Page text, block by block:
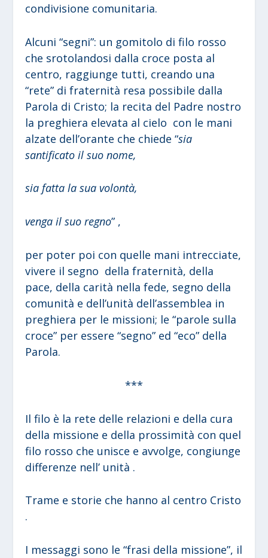
condivisione comunitaria.
Alcuni “segni”: un gomitolo di filo rosso
che srotolandosi dalla croce posta al
centro, raggiunge tutti, creando una
“rete” di fraternità resa possibile dalla
Parola di Cristo; la recita del Padre nostro
la preghiera elevata al cielo con le mani
alzate dell’orante che chiede “sia
santificato il suo nome,
sia fatta la sua volontà,
venga il suo regno” ,
per poter poi con quelle mani intrecciate,
vivere il segno della fraternità, della
pace, della carità nella fede, segno della
comunità e dell’unità dell’assemblea in
preghiera per le missioni; le “parole sulla
croce” per essere “segno” ed “eco” della
Parola.
***
Il filo è la rete delle relazioni e della cura
della missione e della prossimità con quel
filo rosso che unisce e avvolge, congiunge
differenze nell’ unità .
Trame e storie che hanno al centro Cristo
.
I messaggi sono le “frasi della missione”, il